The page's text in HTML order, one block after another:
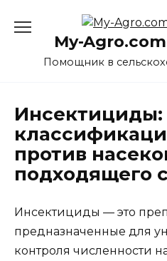
содержанию
My-
Помощник в
Инсектициды:
против
подходящего
Инсектициды — это
предназначенные для
контроля численности